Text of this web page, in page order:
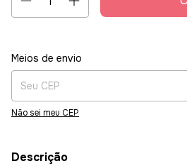
Entregas para o CEP:
Meios de envio
Não sei meu CEP
Descrição